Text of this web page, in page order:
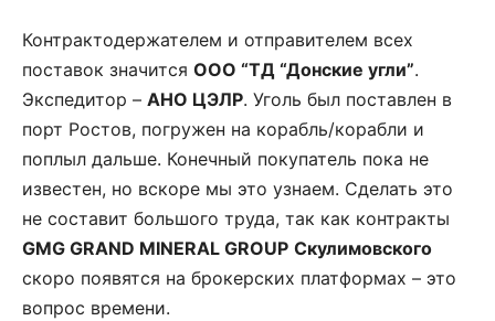
Контрактодержателем и отправителем всех
поставок значится ООО “ТД “Донские угли”.
Экспедитор – АНО ЦЭЛР. Уголь был поставлен в
порт Ростов, погружен на корабль/корабли и
поплыл дальше. Конечный покупатель пока не
известен, но вскоре мы это узнаем. Сделать это
не составит большого труда, так как контракты
GMG GRAND MINERAL GROUP Скулимовского
скоро появятся на брокерских платформах – это
вопрос времени.